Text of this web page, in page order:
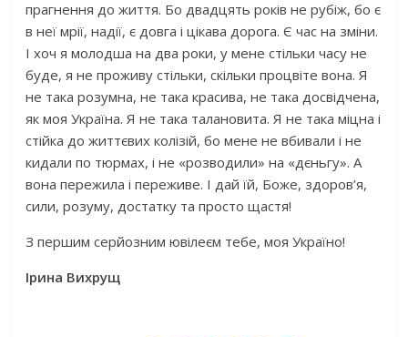
прагнення до життя. Бо двадцять років не рубіж, бо є
в неї мрії, надії, є довга і цікава дорога. Є час на зміни.
І хоч я молодша на два роки, у мене стільки часу не
буде, я не проживу стільки, скільки процвіте вона. Я
не така розумна, не така красива, не така досвідчена,
як моя Україна. Я не така талановита. Я не така міцна і
стійка до життєвих колізій, бо мене не вбивали і не
кидали по тюрмах, і не «розводили» на «дєньгу». А
вона пережила і переживе. І дай їй, Боже, здоров’я,
сили, розуму, достатку та просто щастя!
З першим серйозним ювілеєм тебе, моя Україно!
Ірина Вихрущ